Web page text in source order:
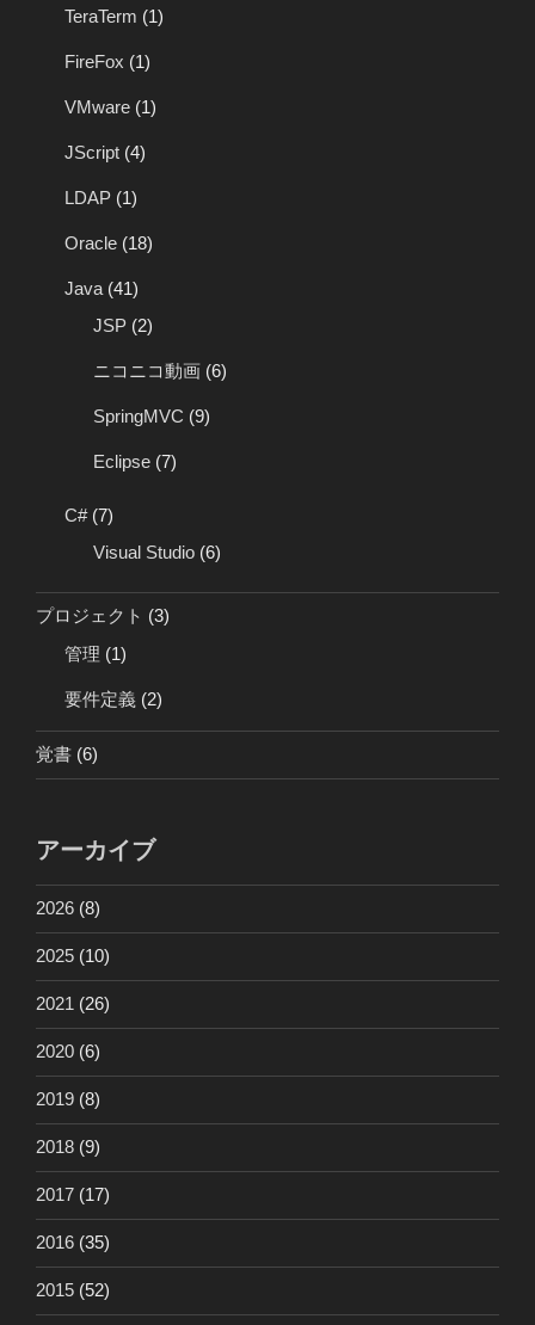
TeraTerm (1)
FireFox (1)
VMware (1)
JScript (4)
LDAP (1)
Oracle (18)
Java (41)
JSP (2)
ニコニコ動画 (6)
SpringMVC (9)
Eclipse (7)
C#(7)
Visual Studio (6)
プロジェクト (3)
管理 (1)
要件定義 (2)
覚書 (6)
アーカイブ
2026 (8)
2025 (10)
2021 (26)
2020 (6)
2019 (8)
2018 (9)
2017 (17)
2016 (35)
2015 (52)